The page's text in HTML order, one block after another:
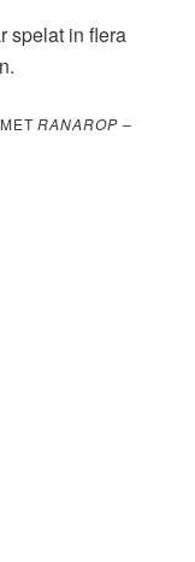
spelat in flera
RANAROP –